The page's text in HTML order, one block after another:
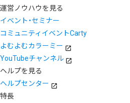
運営ノウハウを見る
イベント・セミナー
コミュニティイベントCarty
よむよむカラーミー
YouTubeチャンネル
ヘルプを見る
ヘルプセンター
特長